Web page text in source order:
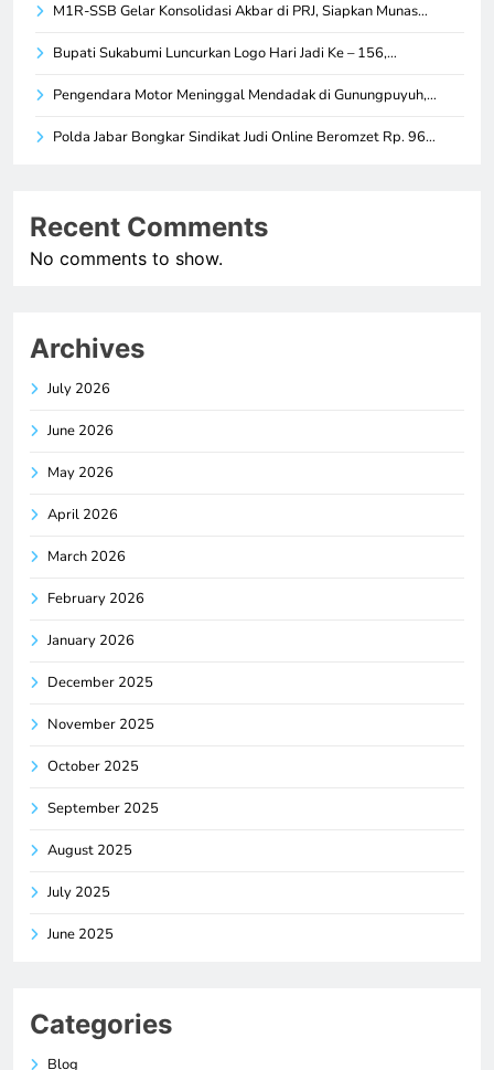
M1R-SSB Gelar Konsolidasi Akbar di PRJ, Siapkan Munas…
Bupati Sukabumi Luncurkan Logo Hari Jadi Ke – 156,…
Pengendara Motor Meninggal Mendadak di Gunungpuyuh,…
Polda Jabar Bongkar Sindikat Judi Online Beromzet Rp. 96…
Recent Comments
No comments to show.
Archives
July 2026
June 2026
May 2026
April 2026
March 2026
February 2026
January 2026
December 2025
November 2025
October 2025
September 2025
August 2025
July 2025
June 2025
Categories
Blog